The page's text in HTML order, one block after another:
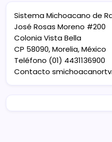
Sistema Michoacano de
José Rosas Moreno #200
Colonia Vista Bella
CP 58090, Morelia, México
Teléfono (01) 4431136900
Contacto